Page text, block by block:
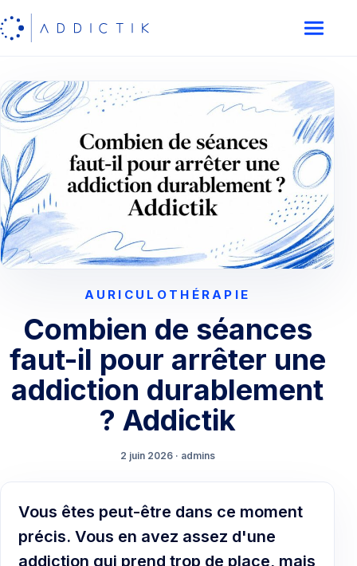
AURICULOTHÉRAPIE
Combien de séances
faut-il pour arrêter une
addiction durablement
? Addictik
2 juin 2026 · admins
Vous êtes peut-être dans ce moment
précis. Vous en avez assez d'une
addiction qui prend trop de place, mais